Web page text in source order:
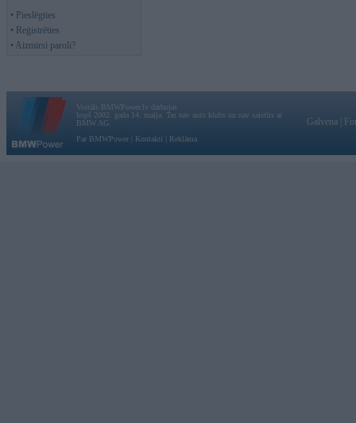
• Pieslēgties
• Reģistrēties
• Aizmirsi paroli?
Vortāls BMWPower.lv darbojas
kopš 2002. gada 14. maija. Tas nav auto klubs un nav saistīts ar
BMW AG.
Par BMWPower
Kontakti Reklāma
Galvena